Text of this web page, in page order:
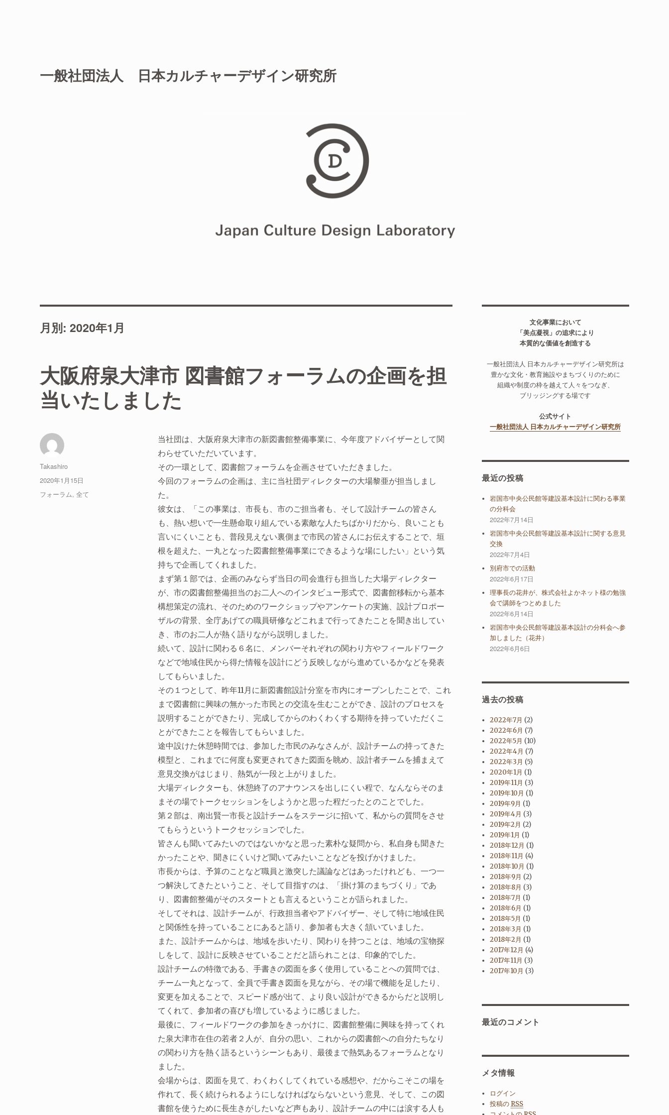
一般社団法人 日本カルチャーデザイン研究所
月別: 2020年1月
大阪府泉大津市 図書館フォーラムの企画を担
当いたしました
当社団は、大阪府泉大津市の新図書館整備事業に、今年度アドバイザーとして関
わらせていただいています。
その一環として、図書館フォーラムを企画させていただきました。
今回のフォーラムの企画は、主に当社団ディレクターの大場黎亜が担当しまし
た。
彼女は、「この事業は、市長も、市のご担当者も、そして設計チームの皆さん
も、熱い想いで一生懸命取り組んでいる素敵な人たちばかりだから、良いことも
言いにくいことも、普段見えない裏側まで市民の皆さんにお伝えすることで、垣
根を超えた、一丸となった図書館整備事業にできるような場にしたい」という気
持ちで企画してくれました。
まず第１部では、企画のみならず当日の司会進行も担当した大場ディレクター
が、市の図書館整備担当のお二人へのインタビュー形式で、図書館移転から基本
構想策定の流れ、そのためのワークショップやアンケートの実施、設計プロポー
ザルの背景、全庁あげての職員研修などこれまで行ってきたことを聞き出してい
き、市のお二人が熱く語りながら説明しました。
続いて、設計に関わる６名に、メンバーそれぞれの関わり方やフィールドワーク
などで地域住民から得た情報を設計にどう反映しながら進めているかなどを発表
してもらいました。
その１つとして、昨年11月に新図書館設計分室を市内にオープンしたことで、これ
まで図書館に興味の無かった市民との交流を生むことができ、設計のプロセスを
説明することができたり、完成してからのわくわくする期待を持っていただくこ
とができたことを報告してもらいました。
途中設けた休憩時間では、参加した市民のみなさんが、設計チームの持ってきた
模型と、これまでに何度も変更されてきた図面を眺め、設計者チームを捕まえて
意見交換がはじまり、熱気が一段と上がりました。
大場ディレクターも、休憩終了のアナウンスを出しにくい程で、なんならそのま
まその場でトークセッションをしようかと思った程だったとのことでした。
第２部は、南出賢一市長と設計チームをステージに招いて、私からの質問をさせ
てもらうというトークセッションでした。
皆さんも聞いてみたいのではないかなと思った素朴な疑問から、私自身も聞きた
かったことや、聞きにくいけど聞いてみたいことなどを投げかけました。
市長からは、予算のことなど職員と激突した議論などはあったけれども、一つ一
つ解決してきたということ、そして目指すのは、「掛け算のまちづくり」であ
り、図書館整備がそのスタートとも言えるということが語られました。
そしてそれは、設計チームが、行政担当者やアドバイザー、そして特に地域住民
と関係性を持っていることにあると語り、参加者も大きく頷いていました。
また、設計チームからは、地域を歩いたり、関わりを持つことは、地域の宝物探
しをして、設計に反映させていることだと語られことは、印象的でした。
設計チームの特徴である、手書きの図面を多く使用していることへの質問では、
チーム一丸となって、全員で手書き図面を見ながら、その場で機能を足したり、
変更を加えることで、スピード感が出て、より良い設計ができるからだと説明し
てくれて、参加者の喜びも増しているように感じました。
最後に、フィールドワークの参加をきっかけに、図書館整備に興味を持ってくれ
た泉大津市在住の若者２人が、自分の思い、これからの図書館への自分たちなり
の関わり方を熱く語るというシーンもあり、最後まで熱気あるフォーラムとなり
ました。
会場からは、図面を見て、わくわくしてくれている感想や、だからこそこの場を
作れて、長く続けられるようにしなければならないという意見、そして、この図
書館を使うために長生きがしたいなど声もあり、設計チームの中には涙する人も
投
稿
Takashiro
投
稿
2020年1月15日
カ
フォーラム,全て
文化事業において
「美点凝視」の追求により
本質的な価値を創造する
一般社団法人 日本カルチャーデザイン研究所は
豊かな文化・教育施設やまちづくりのために
組織や制度の枠を越えて人々をつなぎ、
ブリッジングする場です
公式サイト
一般社団法人 日本カルチャーデザイン研究所
最近の投稿
岩国市中央公民館等建設基本設計に関わる事業
の分科会
2022年7月14日
岩国市中央公民館等建設基本設計に関する意見
交換
2022年7月4日
別府市での活動
2022年6月17日
理事長の花井が、株式会社よかネット様の勉強
会で講師をつとめました
2022年6月14日
岩国市中央公民館等建設基本設計の分科会へ参
加しました（花井）
2022年6月6日
過去の投稿
2022年7月 (2)
2022年6月 (7)
2022年5月 (10)
2022年4月 (7)
2022年3月 (5)
2020年1月 (1)
2019年11月 (3)
2019年10月 (1)
2019年9月 (1)
2019年4月 (3)
2019年2月 (2)
2019年1月 (1)
2018年12月 (1)
2018年11月 (4)
2018年10月 (1)
2018年9月 (2)
2018年8月 (3)
2018年7月 (1)
2018年6月 (1)
2018年5月 (1)
2018年3月 (1)
2018年2月 (1)
2017年12月 (4)
2017年11月 (3)
2017年10月 (3)
最近のコメント
メタ情報
ログイン
投稿の RSS